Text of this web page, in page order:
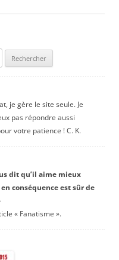
je gère le site seule. Je
pas répondre aussi
votre patience ! C. K.
dit qu’il aime mieux
conséquence est sûr de
« Fanatisme ».